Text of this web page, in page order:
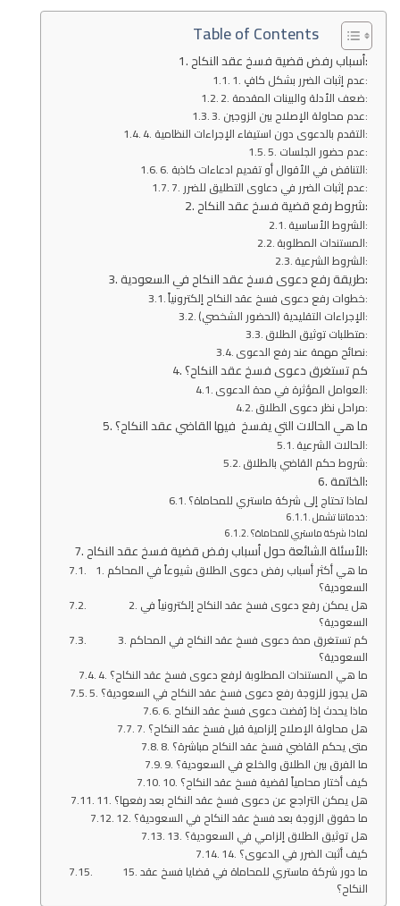
Table of Contents
أسباب رفض قضية فسخ عقد النكاح:
1. عدم إثبات الضرر بشكل كافٍ:
2. ضعف الأدلة والبينات المقدمة:
3. عدم محاولة الإصلاح بين الزوجين:
4. التقدم بالدعوى دون استيفاء الإجراءات النظامية:
5. عدم حضور الجلسات:
6. التناقض في الأقوال أو تقديم ادعاءات كاذبة:
7. عدم إثبات الضرر في دعاوى التطليق للضرر:
شروط رفع قضية فسخ عقد النكاح:
الشروط الأساسية:
المستندات المطلوبة:
الشروط الشرعية:
طريقة رفع دعوى فسخ عقد النكاح في السعودية:
خطوات رفع دعوى فسخ عقد النكاح إلكترونياً:
الإجراءات التقليدية (الحضور الشخصي):
متطلبات توثيق الطلاق:
نصائح مهمة عند رفع الدعوى:
كم تستغرق دعوى فسخ عقد النكاح؟
العوامل المؤثرة في مدة الدعوى:
مراحل نظر دعوى الطلاق:
ما هي الحالات التي يفسخ فيها القاضي عقد النكاح؟
الحالات الشرعية:
شروط حكم القاضي بالطلاق:
الخاتمة:
لماذا تحتاج إلى شركة ماستري للمحاماة؟
خدماتنا تشمل:
لماذا شركة ماستري للمحاماة؟
الأسئلة الشائعة حول أسباب رفض قضية فسخ عقد النكاح:
1. ما هي أكثر أسباب رفض دعوى الطلاق شيوعاً في المحاكم
السعودية؟
2. هل يمكن رفع دعوى فسخ عقد النكاح إلكترونياً في
السعودية؟
3. كم تستغرق مدة دعوى فسخ عقد النكاح في المحاكم
السعودية؟
4. ما هي المستندات المطلوبة لرفع دعوى فسخ عقد النكاح؟
5. هل يجوز للزوجة رفع دعوى فسخ عقد النكاح في السعودية؟
6. ماذا يحدث إذا رُفضت دعوى فسخ عقد النكاح
7. هل محاولة الإصلاح إلزامية قبل فسخ عقد النكاح؟
8. متى يحكم القاضي فسخ عقد النكاح مباشرة؟
9. ما الفرق بين الطلاق والخلع في السعودية؟
10. كيف أختار محامياً لقضية فسخ عقد النكاح؟
11. هل يمكن التراجع عن دعوى فسخ عقد النكاح بعد رفعها؟
12. ما حقوق الزوجة بعد فسخ عقد النكاح في السعودية؟
13. هل توثيق الطلاق إلزامي في السعودية؟
14. كيف أثبت الضرر في الدعوى؟
15. ما دور شركة ماستري للمحاماة في قضايا فسخ عقد
النكاح؟